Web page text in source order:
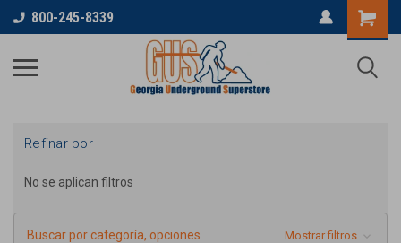
800-245-8339
Refinar por
No se aplican filtros
Buscar por categoría, opciones
Mostrar filtros